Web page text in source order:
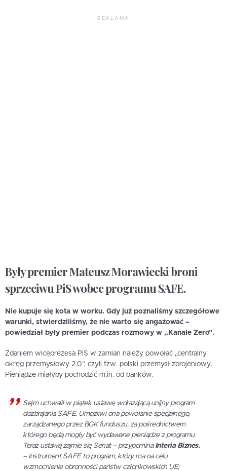
REKLAMA
Były premier Mateusz Morawiecki broni
sprzeciwu PiS wobec programu SAFE.
Nie kupuje się kota w worku. Gdy już poznaliśmy szczegółowe
warunki, stwierdziliśmy, że nie warto się angażować –
powiedział były premier podczas rozmowy w „Kanale Zero”.
Zdaniem wiceprezesa PiS w zamian należy powołać „centralny
okręg przemysłowy 2.0”, czyli tzw. polski przemysł zbrojeniowy.
Pieniądze miałyby pochodzić m.in. od banków.
Sejm uchwalił w piątek ustawę wdrażającą unijny program
dozbrajania SAFE. Umożliwi ona powołanie specjalnego,
zarządzanego przez BGK funduszu, za pośrednictwem
którego będą mogły być wydawane pieniądze z programu.
Teraz ustawą zajmie się Senat – przypomina Interia Biznes.
– Instrument SAFE to program, który ma na celu
wzmocnienie obronności państw członkowskich UE;